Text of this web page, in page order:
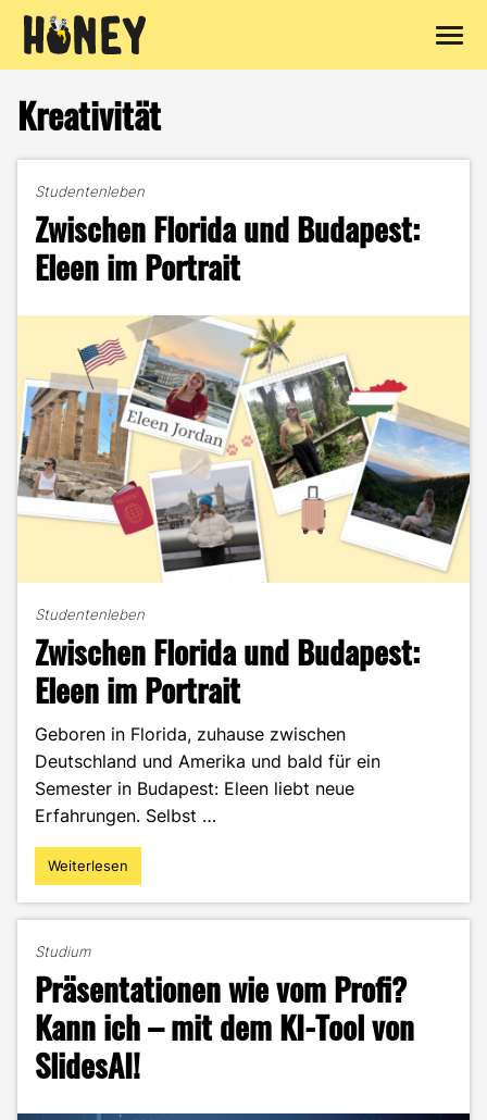
Inhalt
springen
Kreativität
Studentenleben
Zwischen Florida und Budapest:
Eleen im Portrait
Studentenleben
Zwischen Florida und Budapest:
Eleen im Portrait
Geboren in Florida, zuhause zwischen
Deutschland und Amerika und bald für ein
Semester in Budapest: Eleen liebt neue
Erfahrungen. Selbst …
"Zwischen
Florida
Eleen
im
Portrait"
Weiterlesen
Studium
Präsentationen wie vom Profi?
Kann ich – mit dem KI-Tool von
SlidesAI!